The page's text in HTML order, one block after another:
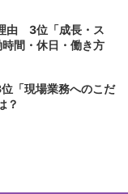
由 3位「成長・ス
間・休日・働き方
「現場業務へのこだ
？